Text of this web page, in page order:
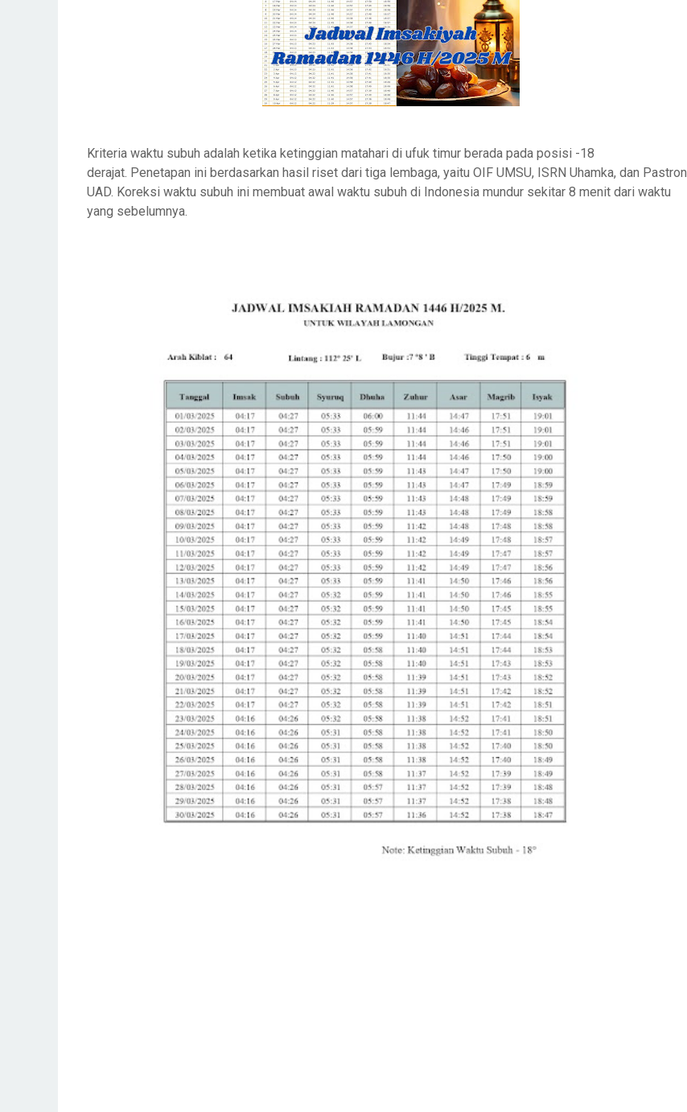
Kriteria waktu subuh adalah ketika ketinggian matahari di ufuk timur berada pada posisi -18
derajat. Penetapan ini berdasarkan hasil riset dari tiga lembaga, yaitu OIF UMSU, ISRN Uhamka, dan Pastron
UAD. Koreksi waktu subuh ini membuat awal waktu subuh di Indonesia mundur sekitar 8 menit dari waktu
yang sebelumnya.